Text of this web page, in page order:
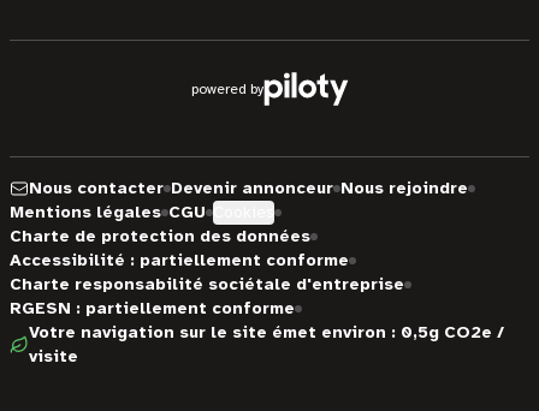
powered by
Nous contacter Devenir annonceur Nous rejoindre
Mentions légales CGU
Charte de protection des données
Accessibilité : partiellement conforme
Charte responsabilité sociétale d'entreprise
RGESN : partiellement conforme
Votre navigation sur le site émet environ : 0,5g CO2e /
visite